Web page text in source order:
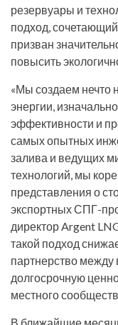
резервуары и
подход,
призван
повысить
«Мы создаем нечто
энергии,
эффективности и
самых опытных
залива и ведущих
технологий, мы
представления о
экспортных СПГ-
директор Argent
такой подход
партнерство между
долгосрочную
местного
В ближайшие